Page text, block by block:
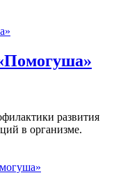
развития
в организме.